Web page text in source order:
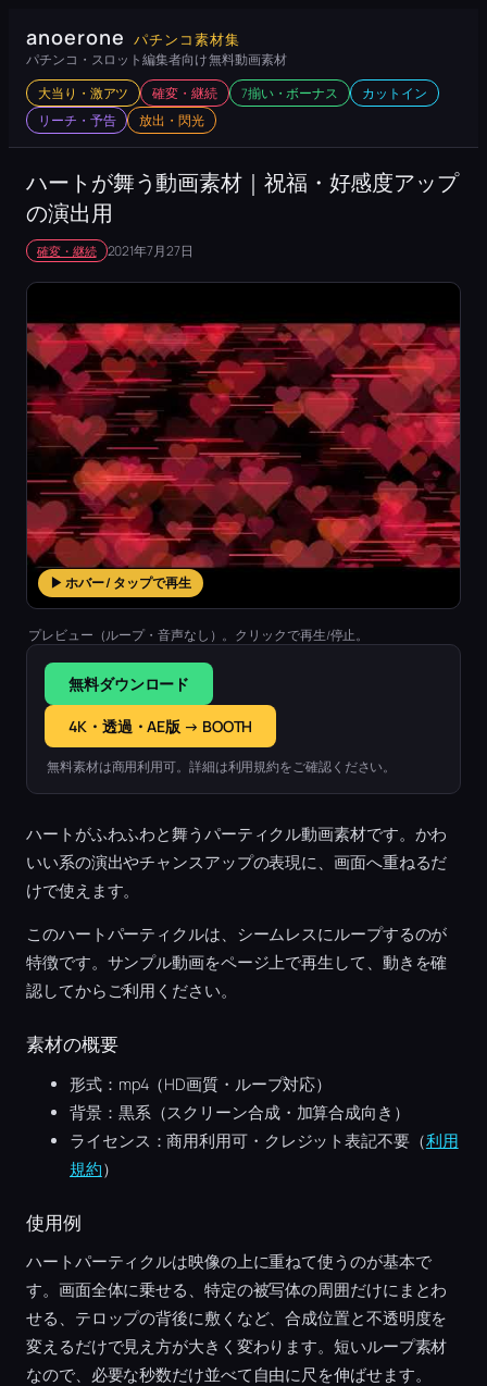
容
ス
キ
プ
anoerone パチンコ素材集
パチンコ・スロット編集者向け 無料動画素材
大当り・激アツ 確変・継続 7揃い・ボーナス
カットイン
リーチ・予告
放出・閃光
ハートが舞う動画素材｜祝福・好感度アップ
の演出用
確変・継続 2021年7月27日
▶ ホバー / タップで再生
プレビュー（ループ・音声なし）。クリックで再生/停止。
無料ダウンロード
4K・透過・AE版 → BOOTH
無料素材は商用利用可。詳細は利用規約をご確認ください。
ハートがふわふわと舞うパーティクル動画素材です。かわ
いい系の演出やチャンスアップの表現に、画面へ重ねるだ
けで使えます。
このハートパーティクルは、シームレスにループするのが
特徴です。サンプル動画をページ上で再生して、動きを確
認してからご利用ください。
素材の概要
形式：mp4（HD画質・ループ対応）
背景：黒系（スクリーン合成・加算合成向き）
ライセンス：商用利用可・クレジット表記不要（利用
規約）
使用例
ハートパーティクルは映像の上に重ねて使うのが基本で
す。画面全体に乗せる、特定の被写体の周囲だけにまとわ
せる、テロップの背後に敷くなど、合成位置と不透明度を
変えるだけで見え方が大きく変わります。短いループ素材
なので、必要な秒数だけ並べて自由に尺を伸ばせます。